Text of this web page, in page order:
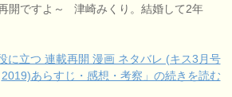
開ですよ～ 津崎みくり。結婚して2年
に立つ 連載再開 漫画 ネタバレ (キス3月号
2019)あらすじ・感想・考察」の続きを読む